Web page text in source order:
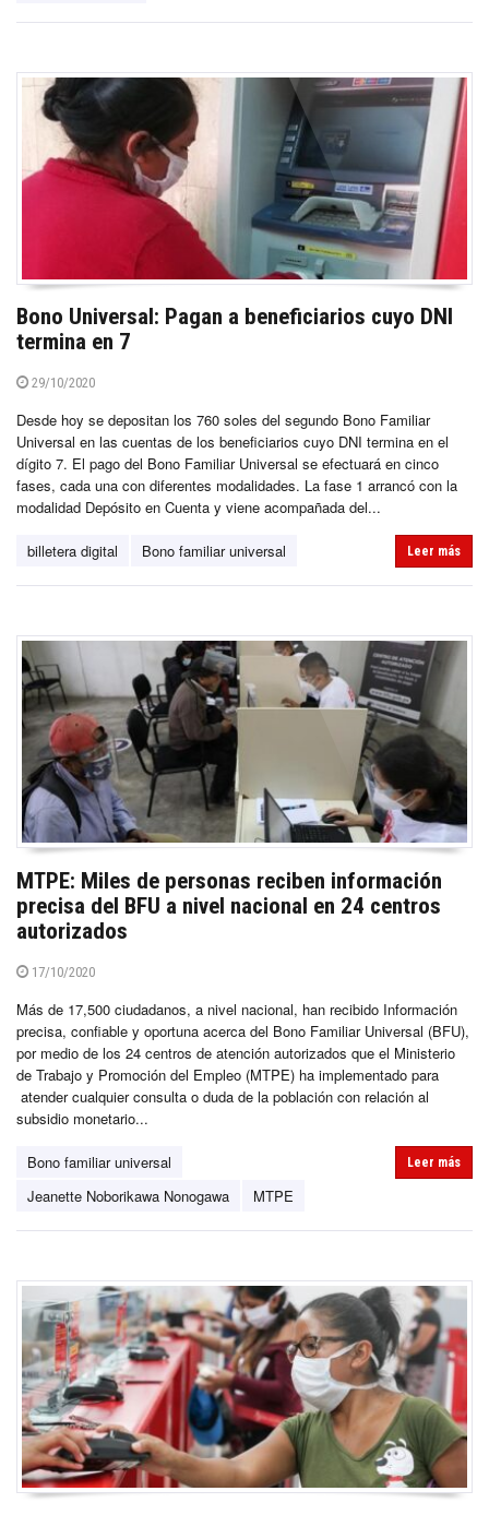
Bono Universal: Pagan a beneficiarios cuyo DNI
termina en 7
29/10/2020
Desde hoy se depositan los 760 soles del segundo Bono Familiar
Universal en las cuentas de los beneficiarios cuyo DNI termina en el
dígito 7. El pago del Bono Familiar Universal se efectuará en cinco
fases, cada una con diferentes modalidades. La fase 1 arrancó con la
modalidad Depósito en Cuenta y viene acompañada del...
billetera digital Bono familiar universal Leer más
MTPE: Miles de personas reciben información
precisa del BFU a nivel nacional en 24 centros
autorizados
17/10/2020
Más de 17,500 ciudadanos, a nivel nacional, han recibido Información
precisa, confiable y oportuna acerca del Bono Familiar Universal (BFU),
por medio de los 24 centros de atención autorizados que el Ministerio
de Trabajo y Promoción del Empleo (MTPE) ha implementado para
atender cualquier consulta o duda de la población con relación al
subsidio monetario...
Bono familiar universal
Jeanette Noborikawa Nonogawa
MTPE
Leer más